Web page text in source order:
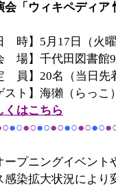
会「ウィキペディア
時】5月17日（火
場】千代田図書館
員】20名（当日先
スト】海獺（らっ
くはこちら
●○●○●○●○●○●○●○
プニングイベント
感染拡大状況により